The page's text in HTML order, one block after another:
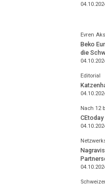
Evren
Beko
die
Editorial
Nach 12